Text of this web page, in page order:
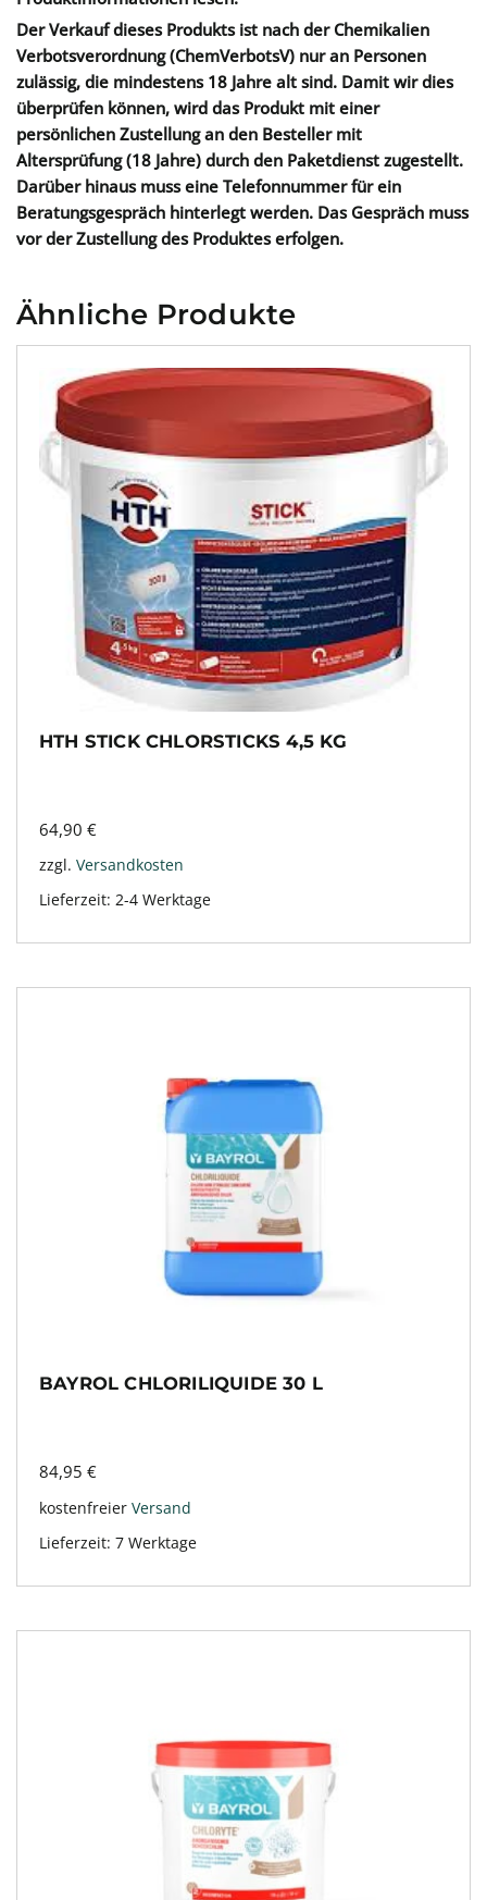
Der Verkauf dieses Produkts ist nach der Chemikalien
Verbotsverordnung (ChemVerbotsV) nur an Personen
zulässig, die mindestens 18 Jahre alt sind. Damit wir dies
überprüfen können, wird das Produkt mit einer
persönlichen Zustellung an den Besteller mit
Altersprüfung (18 Jahre) durch den Paketdienst zugestellt.
Darüber hinaus muss eine Telefonnummer für ein
Beratungsgespräch hinterlegt werden. Das Gespräch muss
vor der Zustellung des Produktes erfolgen.
Ähnliche Produkte
HTH STICK CHLORSTICKS 4,5 KG
64,90 €
zzgl. Versandkosten
Lieferzeit: 2-4 Werktage
BAYROL CHLORILIQUIDE 30 L
84,95 €
kostenfreier Versand
Lieferzeit: 7 Werktage